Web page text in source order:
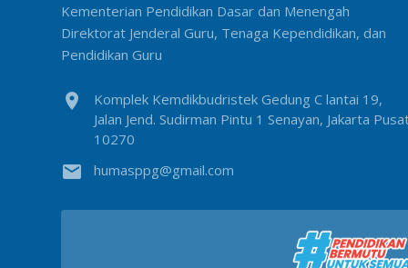
Kementerian Pendidikan Dasar dan Menengah
Direktorat Jenderal Guru, Tenaga Kependidikan, dan
Pendidikan Guru
location_on
Komplek Kemdikbudristek Gedung C lantai 19,
Jalan Jend. Sudirman Pintu 1 Senayan, Jakarta
10270
email humasppg@gmail.com